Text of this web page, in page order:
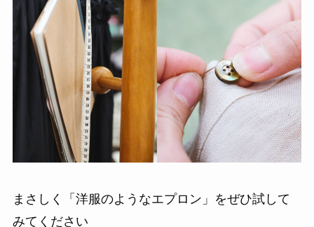
まさしく「洋服のようなエプロン」をぜひ試して
みてください